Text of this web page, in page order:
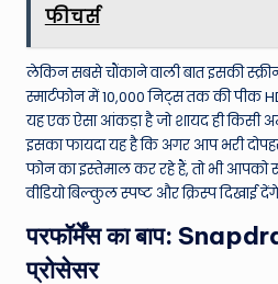
फीचर्स
लेकिन सबसे चौंकाने वाली बात इसकी
स्मार्टफोन में 10,000 निट्स तक की पीक
यह एक ऐसा आंकड़ा है जो शायद ही किसी
इसका फायदा यह है कि अगर आप भरी
फोन का इस्तेमाल कर रहे हैं, तो भी आपको
वीडियो बिल्कुल स्पष्ट और क्रिस्प दिखाई
परफॉर्मेंस का बाप:
प्रोसेसर